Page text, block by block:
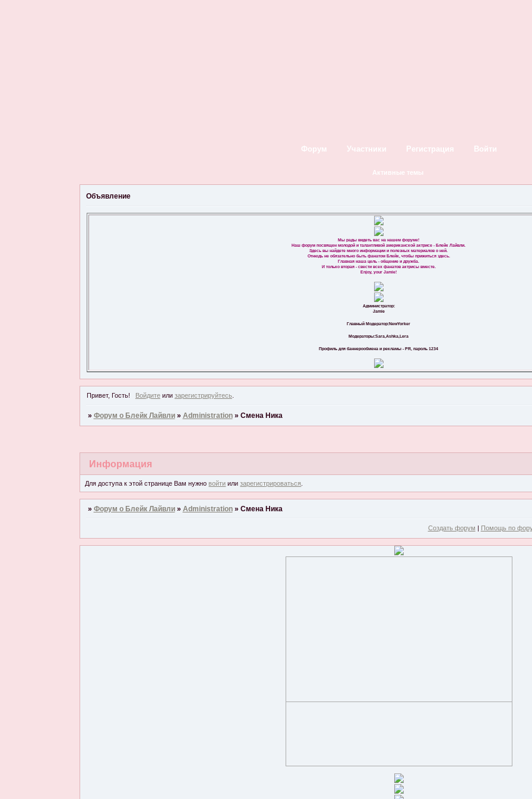
Форум Участники Регистрация Войти
Активные темы
Объявление
Мы рады видеть вас на нашем форуме!
Наш форум посвящен молодой и талантливой американской актрисе - Блейк Лайвли.
Здесь вы найдете много информации и полезных материалов о ней.
Отнюдь не обязательно быть фанатом Блейк, чтобы прижиться здесь.
Главная наша цель - общение и дружба.
И только вторая - свести всех фанатов актрисы вместе.
Enjoy, your Jamie!
Администратор:
Jamie
Главный Модератор:NewYorker
Модераторы:Sara,Ashka,Lera
Профиль для баннерообмена и рекламы - PR, пароль 1234
Привет, Гость! Войдитеили зарегистрируйтесь.
» Форум о Блейк Лайвли » Administration » Смена Ника
Информация
Для доступа к этой странице Вам нужновойти илизарегистрироваться
» Форум о Блейк Лайвли » Administration » Смена Ника
Создать форум | Помощь по